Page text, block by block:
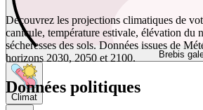
Brebis
Climat
Découvrez les projections climatiques de
canicule, température estivale, élévation du
sécheresses des sols. Données issues de
horizons 2030, 2050 et 2100.
Données politiques